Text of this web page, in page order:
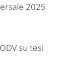
2025
su tesi